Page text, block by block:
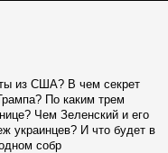
из США? В чем секрет
По каким трем
Чем Зеленский и его
украинцев? И что будет в
собр